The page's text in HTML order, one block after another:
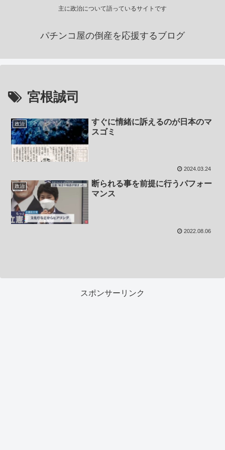
主に政治について語っているサイトです
パチンコ屋の倒産を応援するブログ
宮根誠司
政治
すぐに情緒に訴えるのが日本のマ
スゴミ
2024.03.24
政治
断られる事を前提に行うパフォー
マンス
2022.08.06
スポンサーリンク